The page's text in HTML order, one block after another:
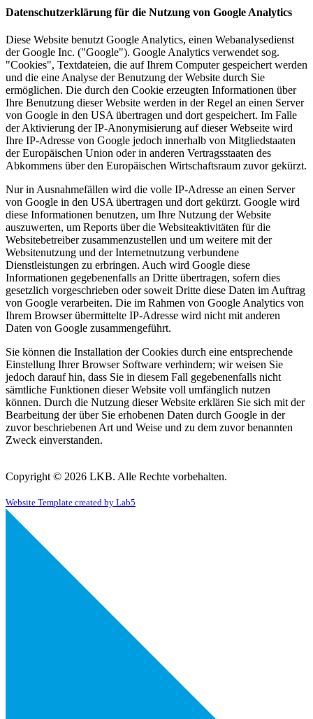
Datenschutzerklärung für die Nutzung von Google Analytics
Diese Website benutzt Google Analytics, einen Webanalysedienst
der Google Inc. ("Google"). Google Analytics verwendet sog.
"Cookies", Textdateien, die auf Ihrem Computer gespeichert werden
und die eine Analyse der Benutzung der Website durch Sie
ermöglichen. Die durch den Cookie erzeugten Informationen über
Ihre Benutzung dieser Website werden in der Regel an einen Server
von Google in den USA übertragen und dort gespeichert. Im Falle
der Aktivierung der IP-Anonymisierung auf dieser Webseite wird
Ihre IP-Adresse von Google jedoch innerhalb von Mitgliedstaaten
der Europäischen Union oder in anderen Vertragsstaaten des
Abkommens über den Europäischen Wirtschaftsraum zuvor gekürzt.
Nur in Ausnahmefällen wird die volle IP-Adresse an einen Server
von Google in den USA übertragen und dort gekürzt. Google wird
diese Informationen benutzen, um Ihre Nutzung der Website
auszuwerten, um Reports über die Websiteaktivitäten für die
Websitebetreiber zusammenzustellen und um weitere mit der
Websitenutzung und der Internetnutzung verbundene
Dienstleistungen zu erbringen. Auch wird Google diese
Informationen gegebenenfalls an Dritte übertragen, sofern dies
gesetzlich vorgeschrieben oder soweit Dritte diese Daten im Auftrag
von Google verarbeiten. Die im Rahmen von Google Analytics von
Ihrem Browser übermittelte IP-Adresse wird nicht mit anderen
Daten von Google zusammengeführt.
Sie können die Installation der Cookies durch eine entsprechende
Einstellung Ihrer Browser Software verhindern; wir weisen Sie
jedoch darauf hin, dass Sie in diesem Fall gegebenenfalls nicht
sämtliche Funktionen dieser Website voll umfänglich nutzen
können. Durch die Nutzung dieser Website erklären Sie sich mit der
Bearbeitung der über Sie erhobenen Daten durch Google in der
zuvor beschriebenen Art und Weise und zu dem zuvor benannten
Zweck einverstanden.
Copyright © 2026 LKB. Alle Rechte vorbehalten.
Website Template created by Lab5